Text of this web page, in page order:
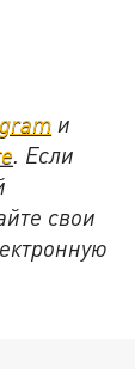
и
. Если
свои